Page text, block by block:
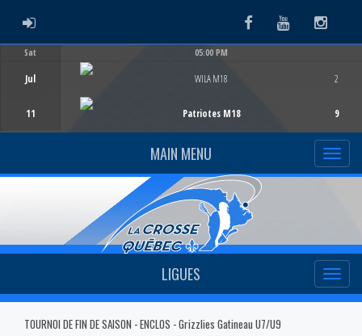
ADMIN LOGIN FacebookYoutube
Sat
Jul
11
05:00 PM
WILA M18
Patriotes M18
2
9
MAIN MENU
LIGUES
TOURNOI DE FIN DE SAISON - ENCLOS - Grizzlies Gatineau U7/U9